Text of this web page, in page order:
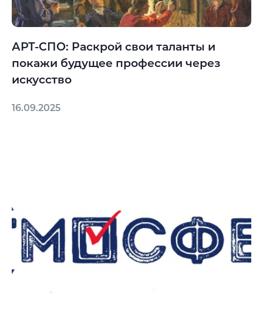
АРТ-СПО: Раскрой свои таланты и
покажи будущее профессии через
искусство
16.09.2025